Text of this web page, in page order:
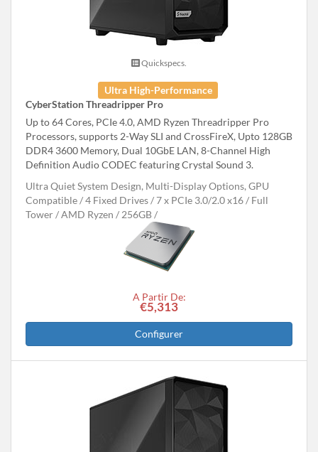
Quickspecs.
Ultra High-Performance
CyberStation Threadripper Pro
Up to 64 Cores, PCIe 4.0, AMD Ryzen Threadripper Pro
Processors, supports 2-Way SLI and CrossFireX, Upto 128GB
DDR4 3600 Memory, Dual 10GbE LAN, 8-Channel High
Definition Audio CODEC featuring Crystal Sound 3.
Ultra Quiet System Design, Multi-Display Options, GPU
Compatible
4 Fixed Drives 7 x PCIe 3.0/2.0 x16
Full
Tower
AMD Ryzen 256GB
A Partir De:
€5,313
Configurer